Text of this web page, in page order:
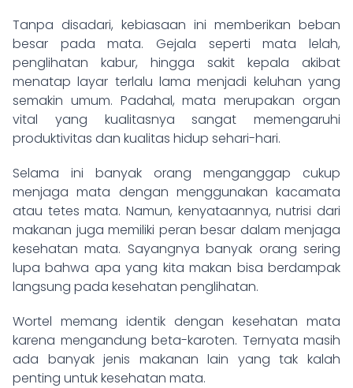
Tanpa disadari, kebiasaan ini memberikan beban
besar pada mata. Gejala seperti mata lelah,
penglihatan kabur, hingga sakit kepala akibat
menatap layar terlalu lama menjadi keluhan yang
semakin umum. Padahal, mata merupakan organ
vital yang kualitasnya sangat memengaruhi
produktivitas dan kualitas hidup sehari-hari.
Selama ini banyak orang menganggap cukup
menjaga mata dengan menggunakan kacamata
atau tetes mata. Namun, kenyataannya, nutrisi dari
makanan juga memiliki peran besar dalam menjaga
kesehatan mata. Sayangnya banyak orang sering
lupa bahwa apa yang kita makan bisa berdampak
langsung pada kesehatan penglihatan.
Wortel memang identik dengan kesehatan mata
karena mengandung beta-karoten. Ternyata masih
ada banyak jenis makanan lain yang tak kalah
penting untuk kesehatan mata.